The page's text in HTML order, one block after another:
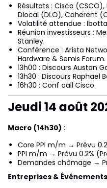
Résultats : Cisco
Dlocal (DLO), Coherent
Volatilité attendue : Ibotta
Réunion investisseurs :
Stanley.
Conférence : Arista
Hardware & Semis Forum.
13h00 : Discours Austan
13h30 : Discours Raphael
16h30 : Conf call Cisco.
Jeudi 14 août
Macro (14h30) :
Core PPI m/m → Prévu
PPI m/m → Prévu 0.2%
Demandes chômage →
Entreprises & Événements